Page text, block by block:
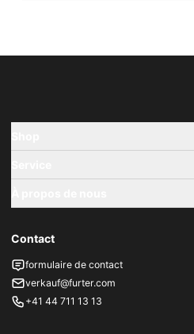
Contact
formulaire de contact
verkauf@furter.com
+41 44 711 13 13